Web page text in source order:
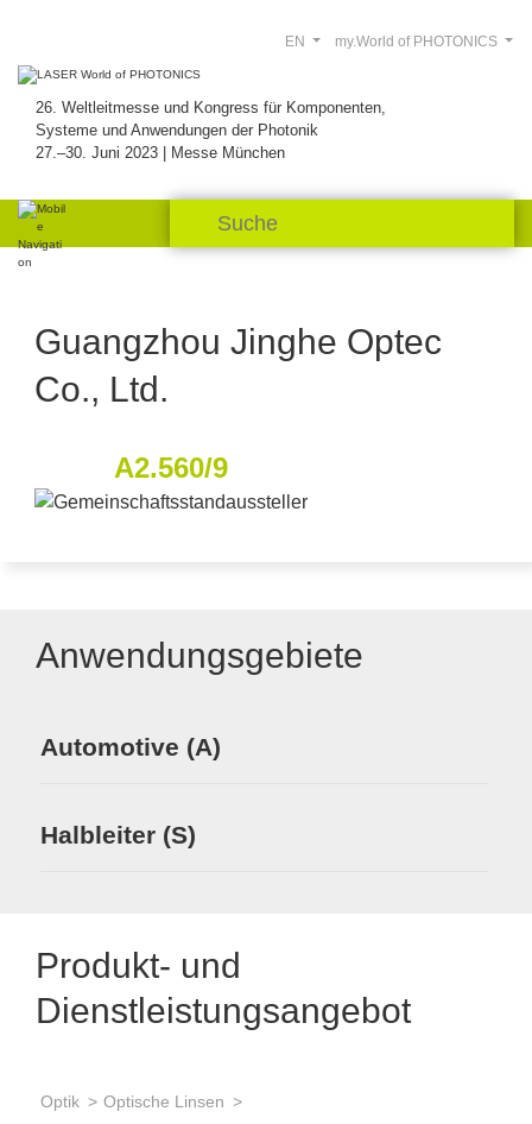
26. Weltleitmesse und Kongress für Komponenten,
Systeme und Anwendungen der Photonik
27.–30. Juni 2023 | Messe München
my.World of PHOTONICS
EN
Guangzhou Jinghe Optec
Co., Ltd.
A2.560/9
Anwendungsgebiete
Automotive (A)
Halbleiter (S)
Produkt- und
Dienstleistungsangebot
Optik Optische Linsen